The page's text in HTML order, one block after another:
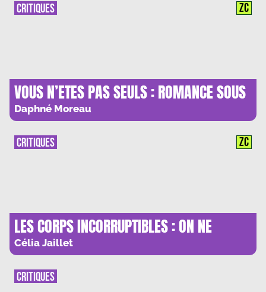
VOUS N’ETES PAS SEULS : ROMANCE SOUS
VIDE
Daphné Moreau
CRITIQUES ZC
LES CORPS INCORRUPTIBLES : ON NE
POURRA PAS FAIRE POUSSER UN ARBRE
SUR VOTRE CORPS
Célia Jaillet
CRITIQUES ZC
CRITIQUES